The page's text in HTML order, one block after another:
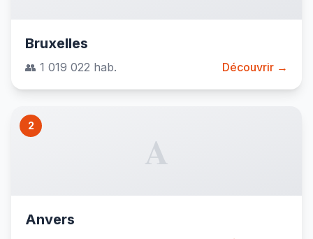
Bruxelles
👥 1 019 022 hab. Découvrir →
2
A
Anvers